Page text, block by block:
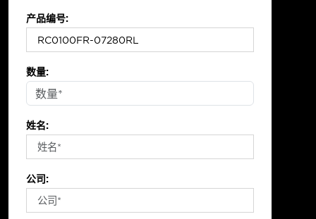
产品编号:
数量:
姓名:
公司: